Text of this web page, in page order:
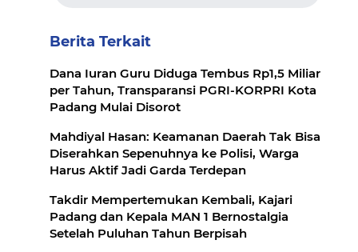
Berita Terkait
Dana Iuran Guru Diduga Tembus Rp1,5 Miliar
per Tahun, Transparansi PGRI-KORPRI Kota
Padang Mulai Disorot
Mahdiyal Hasan: Keamanan Daerah Tak Bisa
Diserahkan Sepenuhnya ke Polisi, Warga
Harus Aktif Jadi Garda Terdepan
Takdir Mempertemukan Kembali, Kajari
Padang dan Kepala MAN 1 Bernostalgia
Setelah Puluhan Tahun Berpisah